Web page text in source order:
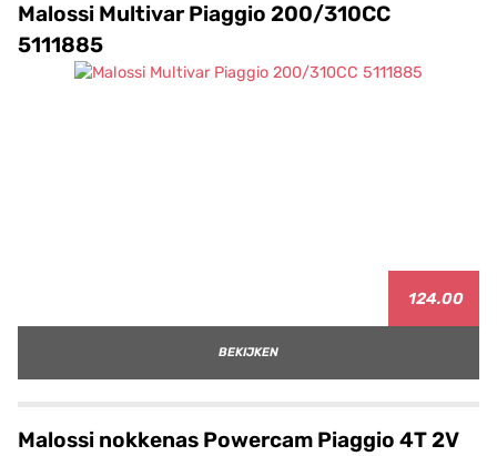
Malossi Multivar Piaggio 200/310CC
5111885
124.00
BEKIJKEN
Malossi nokkenas Powercam Piaggio 4T 2V